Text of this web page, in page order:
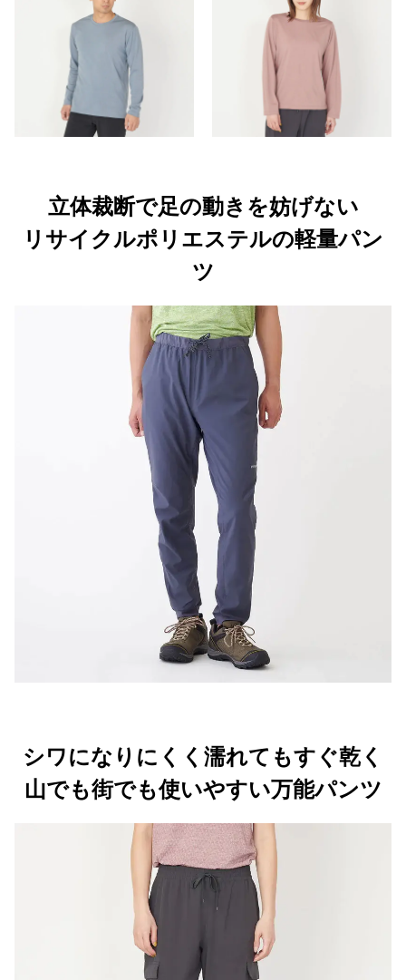
立体裁断で足の動きを妨げない
リサイクルポリエステルの軽量パン
ツ
シワになりにくく濡れてもすぐ乾く
山でも街でも使いやすい万能パンツ